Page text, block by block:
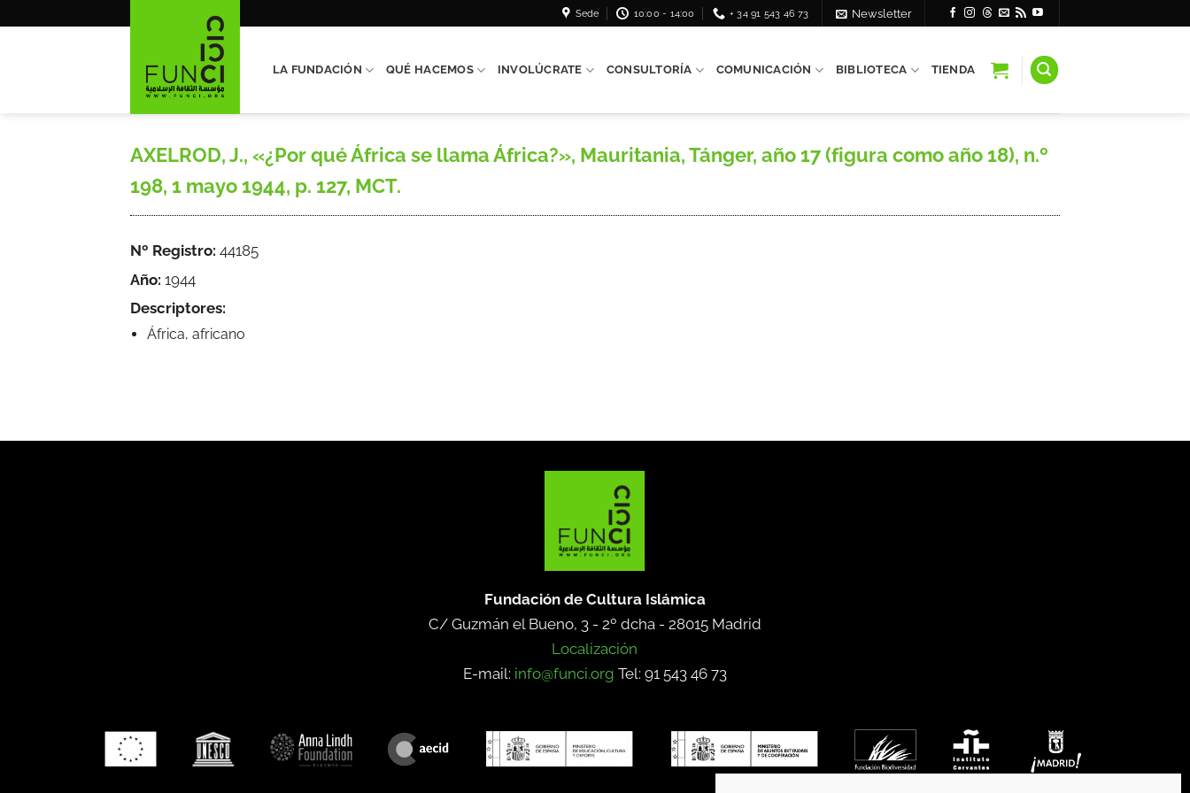
Sede 10:00 - 14:00 + 34 91 543 46 73 Newsletter
LA FUNDACIÓN QUÉ HACEMOS INVOLÚCRATE CONSULTORÍA COMUNICACIÓN BIBLIOTECA TIENDA
AXELROD, J., «¿Por qué África se llama África?», Mauritania, Tánger, año 17 (figura como año 18), n.º
198, 1 mayo 1944, p. 127, MCT.
Nº Registro: 44185
Año: 1944
Descriptores:
África, africano
Fundación de Cultura Islámica
C/ Guzmán el Bueno, 3 - 2º dcha - 28015 Madrid
Localización
E-mail: info@funci.org Tel: 91 543 46 73